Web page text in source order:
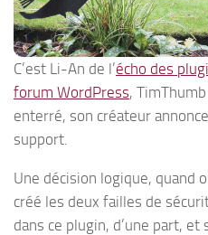
C’est Li-An de l’écho des
forum WordPress,
enterré, son créateur
support.
Une décision logique, quand
créé les deux failles de
dans ce plugin, d’une part,